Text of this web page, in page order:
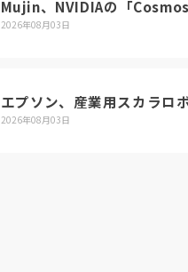
Mujin、NVIDIAの「
2026年08月03日
エプソン、産業用スカラロ
2026年08月03日